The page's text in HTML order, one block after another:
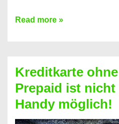
Konto
Neueröffnung
trotz
Schufaeintrag
möglich
Read more »
Kreditkarte
Prepaid ist
Handy möglich!